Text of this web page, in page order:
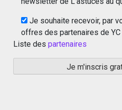
Je souhaite recevoir, par
offres des partenaires de
Liste des partenaires